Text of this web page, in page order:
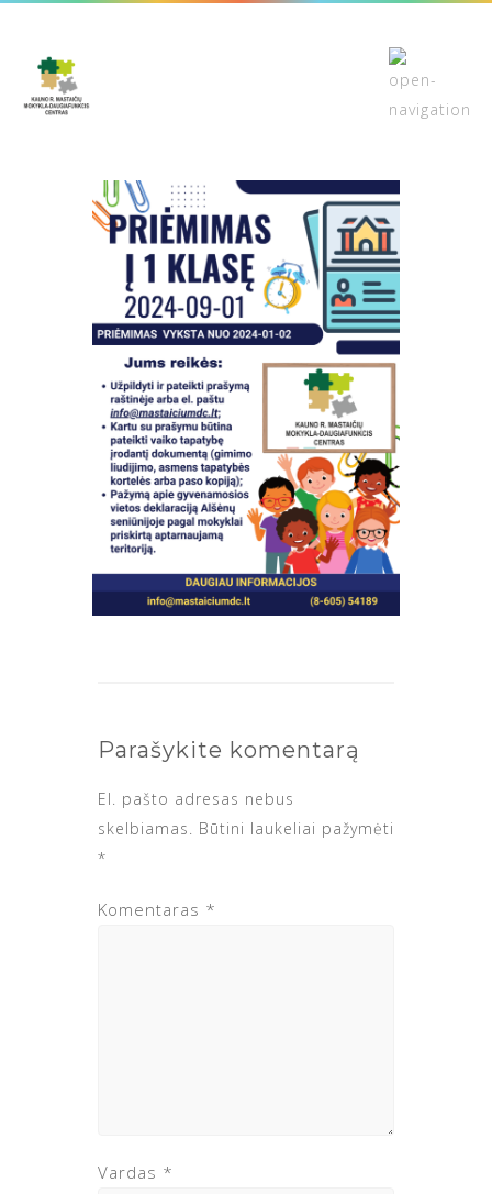
Parašykite komentarą
El. pašto adresas nebus
skelbiamas. Būtini laukeliai pažymėti
*
Komentaras *
Vardas *